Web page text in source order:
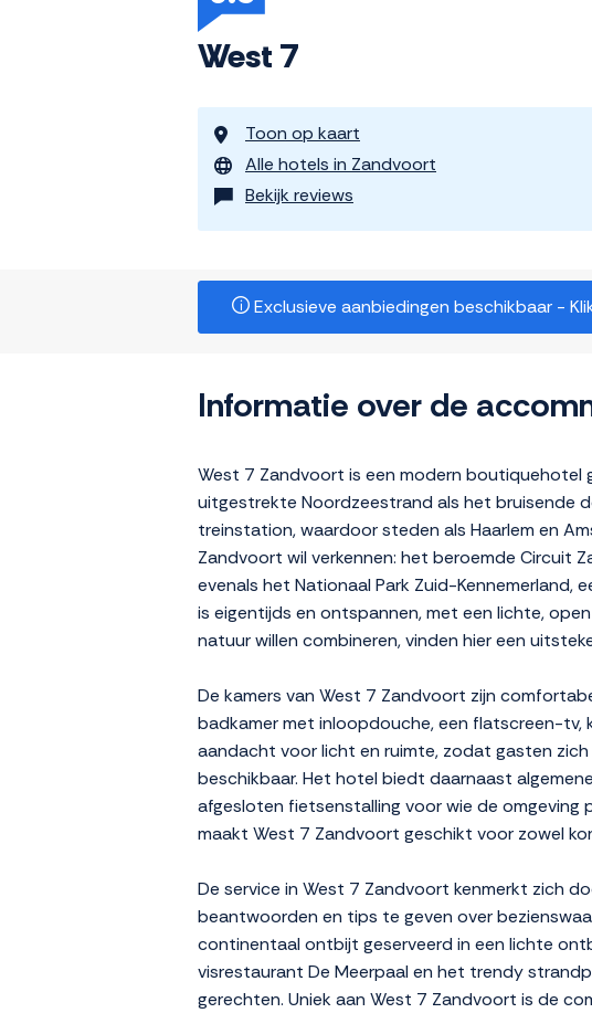
West 7
Toon op kaart
Alle hotels in Zandvoort
Bekijk reviews
Exclusieve aanbiedingen beschikbaar -
Informatie over de
West 7 Zandvoort is een modern
uitgestrekte Noordzeestrand als het bruisende
treinstation, waardoor steden als Haarlem en
Zandvoort wil verkennen: het beroemde Circuit
evenals het Nationaal Park Zuid-
is eigentijds en ontspannen, met een lichte,
natuur willen combineren, vinden hier een
De kamers van West 7 Zandvoort zijn
badkamer met inloopdouche, een flatscreen-tv,
aandacht voor licht en ruimte, zodat gasten
beschikbaar. Het hotel biedt daarnaast
afgesloten fietsenstalling voor wie de
maakt West 7 Zandvoort geschikt voor zowel
De service in West 7 Zandvoort kenmerkt zich
beantwoorden en tips te geven over
continentaal ontbijt geserveerd in een lichte
visrestaurant De Meerpaal en het trendy
gerechten. Uniek aan West 7 Zandvoort is de